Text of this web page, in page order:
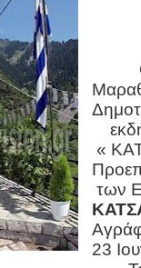
«
των
23